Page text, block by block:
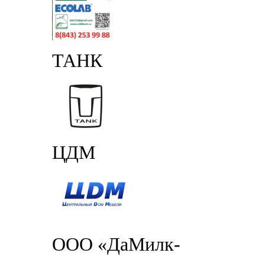
ТАНК
ЦДМ
ООО «ДаМилк-